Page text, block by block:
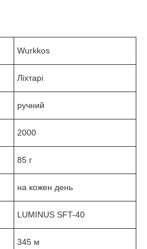
Wurkkos
Ліхтарі
ручний
2000
85 г
на кожен день
LUMINUS SFT-40
345 м